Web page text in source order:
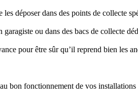
déposer dans des points de collecte
ou dans des bacs de collecte
pour être sûr qu’il reprend bien les
bon fonctionnement de vos